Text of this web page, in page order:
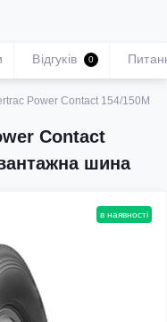
Power Contact 154/150M
Contact
шина
Відгуків 0
в наявності